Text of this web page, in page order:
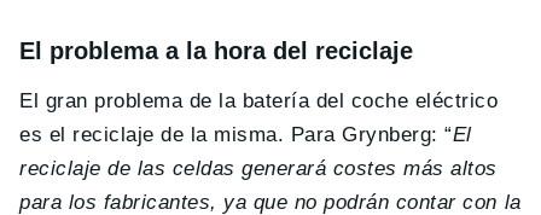
El problema a la hora del reciclaje
El gran problema de la batería del coche eléctrico
es el reciclaje de la misma. Para Grynberg: “El
reciclaje de las celdas generará costes más altos
para los fabricantes, ya que no podrán contar con la